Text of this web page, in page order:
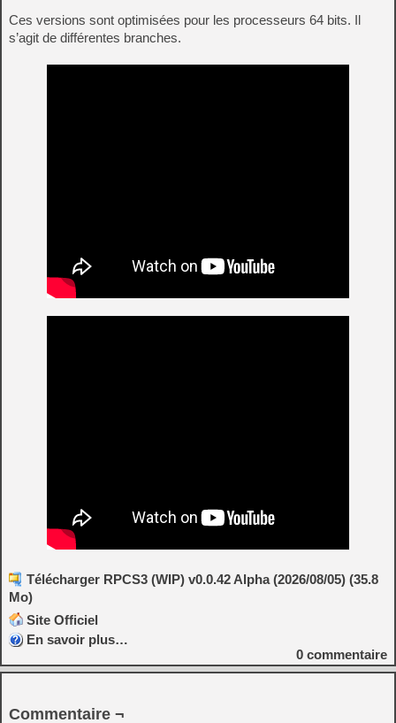
Ces versions sont optimisées pour les processeurs 64 bits. Il
s’agit de différentes branches.
Télécharger RPCS3 (WIP) v0.0.42 Alpha (2026/08/05) (35.8
Mo)
Site Officiel
En savoir plus…
0 commentaire
Commentaire ¬